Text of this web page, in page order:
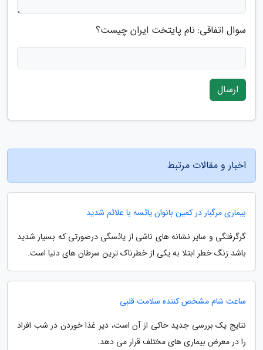
سوال اتفاقی: نام پایتخت ایران چیست؟
ارسال
اخبار و مقالات مرتبط
بیماری مرگبار در کمین بانوان یائسه با علائم شدید
گرگرفتگی و سایر نشانه های ناشی از یائسگی درصورتی که بسیار شدید
باشد زنگ خطر ابتلا به یکی از خطرناک ترین سرطان های دنیا است.
ساعت شام مشخص کننده سلامت قلبی
نتایج یک بررسی جدید حاکی از آن است، دیر غذا خوردن در شب افراد
را در معرض بیماری های مختلف قرار می دهد.